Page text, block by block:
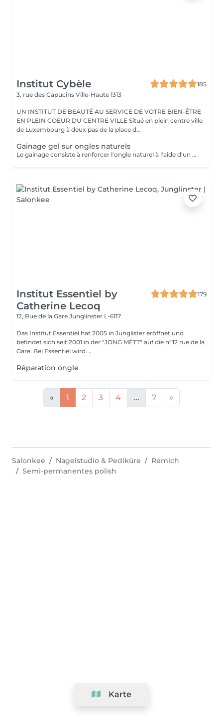
Institut Cybèle
185
3, rue des Capucins Ville-Haute 1313
UN INSTITUT DE BEAUTÉ AU SERVICE DE VOTRE BIEN-ÊTRE
EN PLEIN COEUR DU CENTRE VILLE Situé en plein centre ville
de Luxembourg à deux pas de la place d...
Gainage gel sur ongles naturels
Le gainage consiste à renforcer l'ongle naturel à l'aide d'un gel ou d'une base renforcée, sans rallongement. Il apporte solidité, tenue et un rendu soigné, tout en protégeant l'ongle des cassures.
Institut Essentiel by
Catherine Lecoq
179
12, Rue de la Gare Junglinster L-6117
Das Institut Essentiel hat 2005 in Junglister eröffnet und
befindet sich seit 2001 in der "JONG MËTT" auf die n°12 rue de la
Gare. Bei Essentiel wird ...
Réparation ongle
« 1 2 3 4 ... 7 »
Karte
Salonkee Nagelstudio & Pediküre
Remich
Semi-permanentes polish